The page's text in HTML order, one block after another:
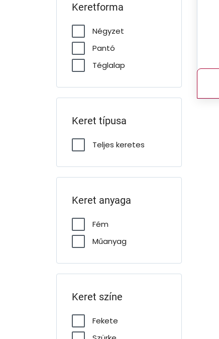
Keretforma
Négyzet
Pantó
Téglalap
Keret típusa
Teljes keretes
Keret anyaga
Fém
Műanyag
Keret színe
Fekete